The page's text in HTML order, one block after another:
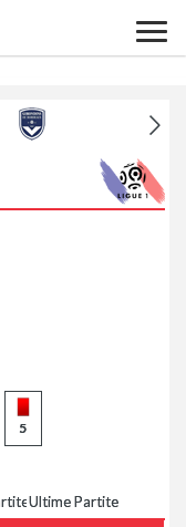
5
Ultime Partite